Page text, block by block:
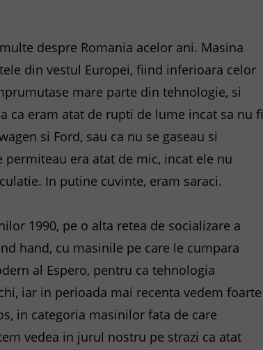
despre Romania acelor ani. Masina
din vestul Europei, fiind inferioara celor
mare parte din tehnologie, si
ca eram atat de rupti de lume incat sa nu fi
si Ford, sau ca nu se gaseau si
permiteau era atat de mic, incat ele nu
In putine cuvinte, eram saraci.
1990, pe o alta retea de socializare a
hand, cu masinile pe care le cumpara
al Espero, pentru ca tehnologia
iar in perioada mai recenta vedem foarte
in categoria masinilor fata de care
vedea in jurul nostru pe strazi ca atat